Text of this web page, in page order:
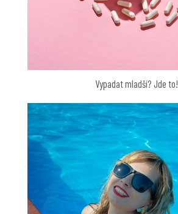
Vypadat mladší? Jde to!